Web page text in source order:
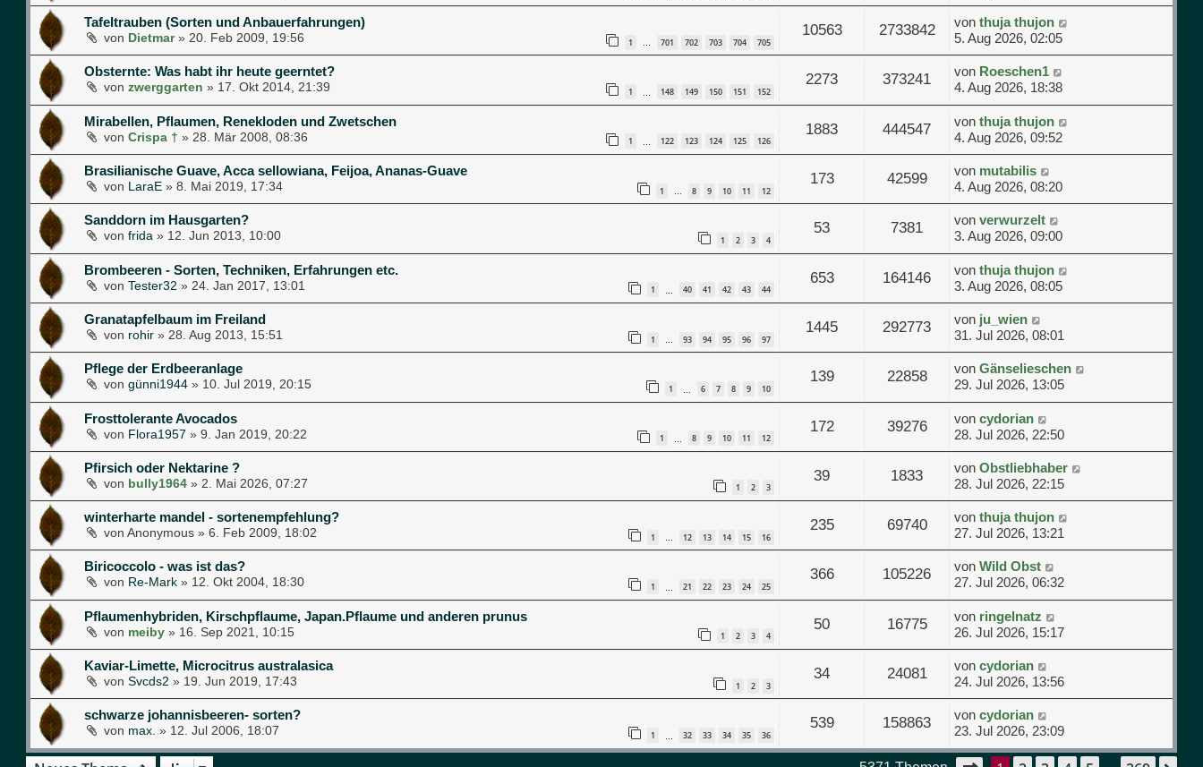
Tafeltrauben (Sorten und Anbauerfahrungen)
von Dietmar» 20. Feb 2009, 19:56 1 … 701 702 703 704 705
10563 2733842 von thuja thujon
5. Aug 2026, 02:05
Obsternte: Was habt ihr heute geerntet?
von zwerggarten » 17. Okt 2014, 21:39 1 148 149 150 151 152
2273 373241 von Roeschen1
4. Aug 2026, 18:38
Mirabellen, Pflaumen, Renekloden und Zwetschen
von Crispa † » 28. Mär 2008, 08:36 1 … 122 123 124 125 126
1883 444547 von thuja thujon
4. Aug 2026, 09:52
Brasilianische Guave, Acca sellowiana, Feijoa, Ananas-Guave
von LaraE » 8. Mai 2019, 17:34 1 … 8 9 10 11 12
173 42599 von mutabilis
4. Aug 2026, 08:20
Sanddorn im Hausgarten?
von frida » 12. Jun 2013, 10:00 1 2 3 4
53 7381 von verwurzelt
3. Aug 2026, 09:00
Brombeeren - Sorten, Techniken, Erfahrungen etc.
von Tester32 » 24. Jan 2017, 13:01 1 40 41 42 43 44
653 164146 von thuja thujon
3. Aug 2026, 08:05
Granatapfelbaum im Freiland
von rohir » 28. Aug 2013, 15:51 1 … 93 94 95 96 97
1445 292773 von ju_wien
31. Jul 2026, 08:01
Pflege der Erdbeeranlage
von günni1944 » 10. Jul 2019, 20:15 1 6 7 8 9 10
139 22858 von Gänselieschen
29. Jul 2026, 13:05
Frosttolerante Avocados
von Flora1957 » 9. Jan 2019, 20:22 1 8 9 10 11 12
172 39276 von cydorian
28. Jul 2026, 22:50
Pfirsich oder Nektarine ?
von bully1964 » 2. Mai 2026, 07:27 1 2 3
39 1833 von Obstliebhaber
28. Jul 2026, 22:15
winterharte mandel - sortenempfehlung?
von Anonymous » 6. Feb 2009, 18:02 1 … 12 13 14 15 16
235 69740 von thuja thujon
27. Jul 2026, 13:21
Biricoccolo - was ist das?
von Re-Mark » 12. Okt 2004, 18:30 1 21 22 23 24 25
366 105226 von Wild Obst
27. Jul 2026, 06:32
Pflaumenhybriden, Kirschpflaume, Japan.Pflaume und anderen prunus
von meiby » 16. Sep 2021, 10:15 1 2 3 4
50 16775 von ringelnatz
26. Jul 2026, 15:17
Kaviar-Limette, Microcitrus australasica
von Svcds2 » 19. Jun 2019, 17:43 1 2 3
34 24081 von cydorian
24. Jul 2026, 13:56
schwarze johannisbeeren- sorten?
von max. » 12. Jul 2006, 18:07 1 32 33 34 35 36
539 158863 von cydorian
23. Jul 2026, 23:09